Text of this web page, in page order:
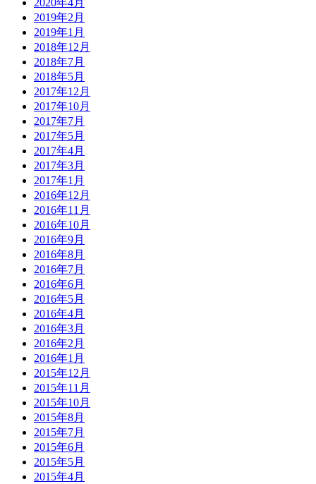
2019年2月
2019年1月
2018年12月
2018年7月
2018年5月
2017年12月
2017年10月
2017年7月
2017年5月
2017年4月
2017年3月
2017年1月
2016年12月
2016年11月
2016年10月
2016年9月
2016年8月
2016年7月
2016年6月
2016年5月
2016年4月
2016年3月
2016年2月
2016年1月
2015年12月
2015年11月
2015年10月
2015年8月
2015年7月
2015年6月
2015年5月
2015年4月